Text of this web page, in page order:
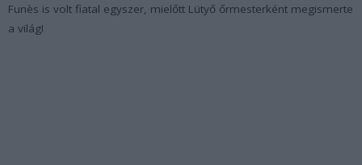
Funès is volt fiatal egyszer, mielőtt Lütyő őrmesterként megismerte
a világ!